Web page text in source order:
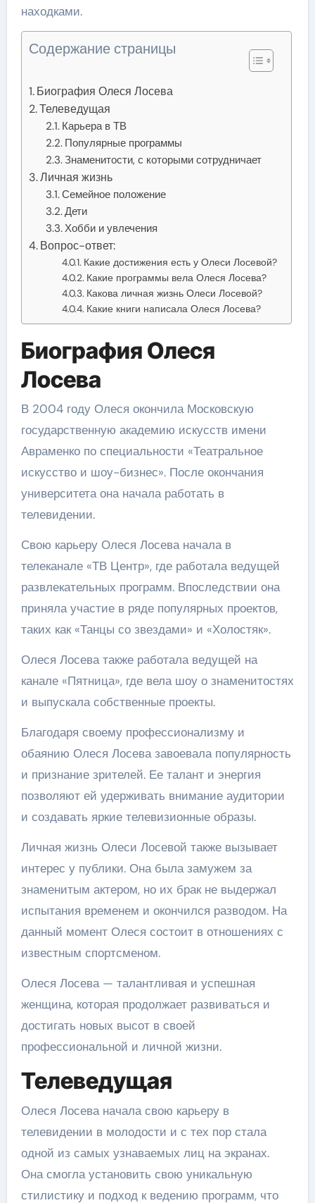
находками.
Содержание страницы
Биография Олеся Лосева
Телеведущая
Карьера в ТВ
Популярные программы
Знаменитости, с которыми сотрудничает
Личная жизнь
Семейное положение
Дети
Хобби и увлечения
Вопрос-ответ:
Какие достижения есть у Олеси Лосевой?
Какие программы вела Олеся Лосева?
Какова личная жизнь Олеси Лосевой?
Какие книги написала Олеся Лосева?
Биография Олеся
Лосева
В 2004 году Олеся окончила Московскую
государственную академию искусств имени
Авраменко по специальности «Театральное
искусство и шоу-бизнес». После окончания
университета она начала работать в
телевидении.
Свою карьеру Олеся Лосева начала в
телеканале «ТВ Центр», где работала ведущей
развлекательных программ. Впоследствии она
приняла участие в ряде популярных проектов,
таких как «Танцы со звездами» и «Холостяк».
Олеся Лосева также работала ведущей на
канале «Пятница», где вела шоу о знаменитостях
и выпускала собственные проекты.
Благодаря своему профессионализму и
обаянию Олеся Лосева завоевала популярность
и признание зрителей. Ее талант и энергия
позволяют ей удерживать внимание аудитории
и создавать яркие телевизионные образы.
Личная жизнь Олеси Лосевой также вызывает
интерес у публики. Она была замужем за
знаменитым актером, но их брак не выдержал
испытания временем и окончился разводом. На
данный момент Олеся состоит в отношениях с
известным спортсменом.
Олеся Лосева — талантливая и успешная
женщина, которая продолжает развиваться и
достигать новых высот в своей
профессиональной и личной жизни.
Телеведущая
Олеся Лосева начала свою карьеру в
телевидении в молодости и с тех пор стала
одной из самых узнаваемых лиц на экранах.
Она смогла установить свою уникальную
стилистику и подход к ведению программ, что